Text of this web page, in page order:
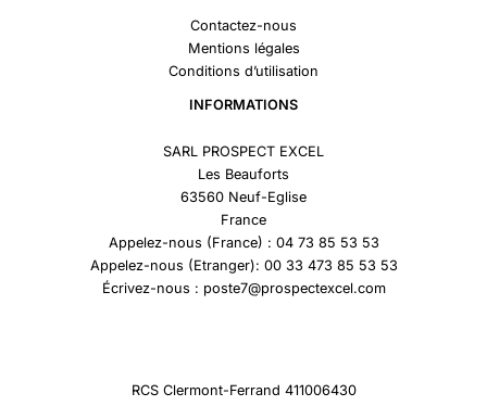
Contactez-nous
Mentions légales
Conditions d’utilisation
INFORMATIONS
SARL PROSPECT EXCEL
Les Beauforts
63560 Neuf-Eglise
France
Appelez-nous (France) : 04 73 85 53 53
Appelez-nous (Etranger): 00 33 473 85 53 53
Écrivez-nous : poste7@prospectexcel.com
RCS Clermont-Ferrand 411006430